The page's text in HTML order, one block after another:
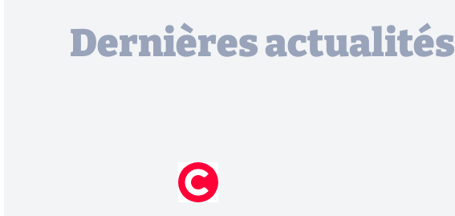
Dernières actualités